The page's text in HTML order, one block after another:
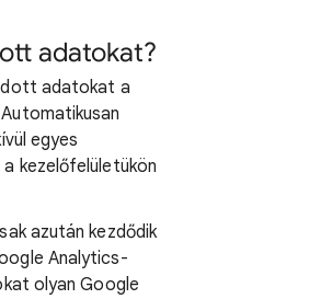
adatokat?
adatokat a
egyes
kezelőfelületükön
azután kezdődik
Analytics-
olyan Google